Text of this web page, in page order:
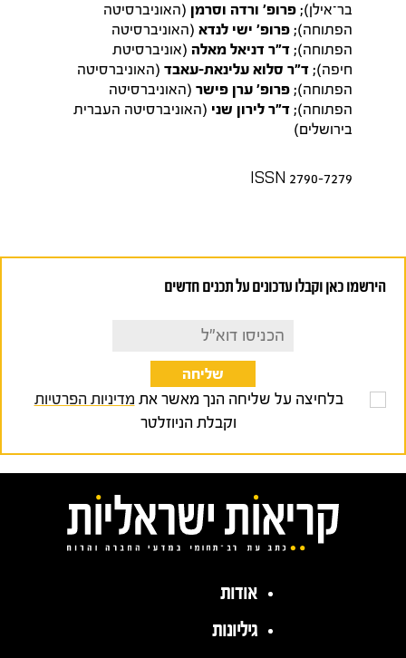
בר־אילן); פרופ' ורדה וסרמן (האוניברסיטה
הפתוחה); פרופ' ישי לנדא (האוניברסיטה
הפתוחה); ד"ר דניאל מאלה (אוניברסיטת
חיפה); ד"ר סלוא עלינאת-עאבד (האוניברסיטה
הפתוחה); פרופ' ערן פישר (האוניברסיטה
הפתוחה); ד"ר לירון שני (האוניברסיטה העברית
בירושלים)
ISSN 2790-7279
הירשמו כאן וקבלו עדכונים על תכנים חדשים
בלחיצה על שליחה הנך מאשר את מדיניות הפרטיות
וקבלת הניוזלטר
אודות
גיליונות